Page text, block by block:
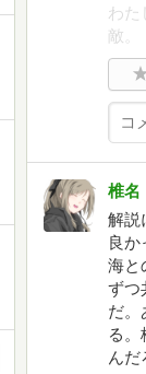
わた
敵。
椎名
解説
良か
海と
ずつ
だ。
る。
んだ